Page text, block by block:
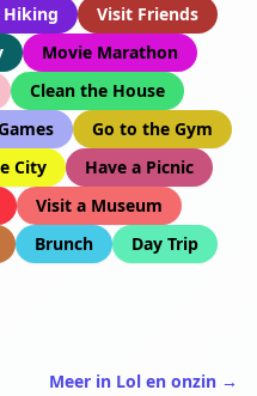
Hiking
Visit Friends
Movie Marathon
Clean the House
Go to the Gym
City
Have a Picnic
Visit a Museum
Brunch Day Trip
Meer in Lol en onzin →